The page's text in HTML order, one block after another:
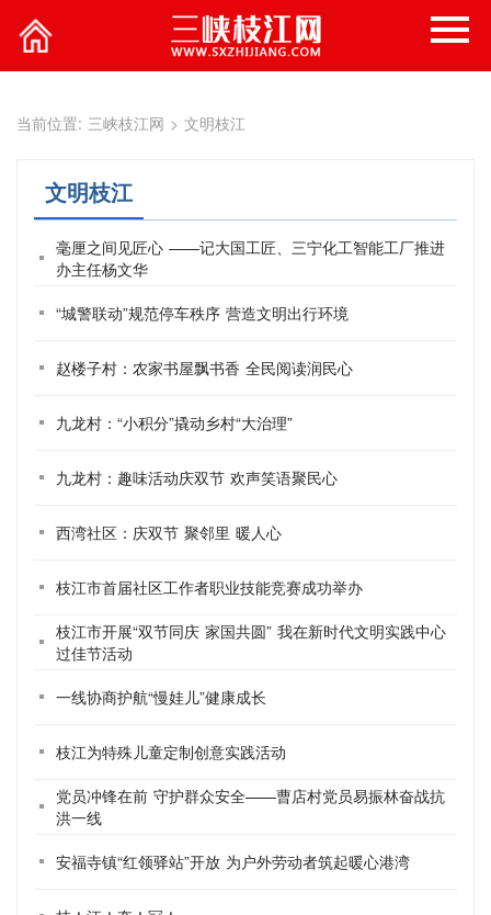
当前位置: 三峡枝江网 > 文明枝江
文明枝江
毫厘之间见匠心 ——记大国工匠、三宁化工智能工厂推进
办主任杨文华
“城警联动”规范停车秩序 营造文明出行环境
赵楼子村：农家书屋飘书香 全民阅读润民心
九龙村：“小积分”撬动乡村“大治理”
九龙村：趣味活动庆双节 欢声笑语聚民心
西湾社区：庆双节 聚邻里 暖人心
枝江市首届社区工作者职业技能竞赛成功举办
枝江市开展“双节同庆 家国共圆” 我在新时代文明实践中心
过佳节活动
一线协商护航“慢娃儿”健康成长
枝江为特殊儿童定制创意实践活动
党员冲锋在前 守护群众安全——曹店村党员易振林奋战抗
洪一线
安福寺镇“红领驿站”开放 为户外劳动者筑起暖心港湾